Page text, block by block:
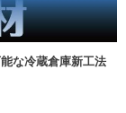
な冷蔵倉庫新工法